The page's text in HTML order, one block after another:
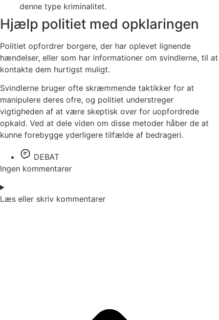
denne type kriminalitet.
Hjælp politiet med opklaringen
Politiet opfordrer borgere, der har oplevet lignende
hændelser, eller som har informationer om svindlerne, til at
kontakte dem hurtigst muligt.
Svindlerne bruger ofte skræmmende taktikker for at
manipulere deres ofre, og politiet understreger
vigtigheden af at være skeptisk over for uopfordrede
opkald. Ved at dele viden om disse metoder håber de at
kunne forebygge yderligere tilfælde af bedrageri.
DEBAT
Ingen kommentarer
Læs eller skriv kommentarer